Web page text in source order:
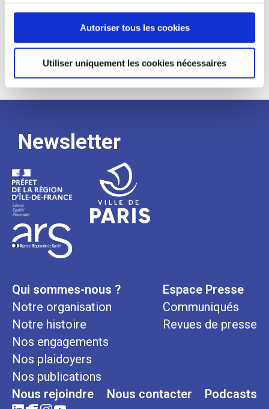
continuez à utiliser notre site Web.
Autoriser tous les cookies
Utiliser uniquement les cookies nécessaires
de
recrutement
Newsletter
Qui sommes-nous ?
Notre organisation
Notre histoire
Nos engagements
Nos plaidoyers
Nos publications
Espace Presse
Communiqués
Revues de presse
Nous rejoindre Nous contacter Podcasts